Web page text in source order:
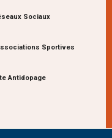
Sociaux
Sportives
Antidopage